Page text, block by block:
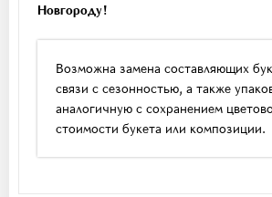
Новгороду!
Возможна замена составляющих
связи с сезонностью, а также
аналогичную с сохранением
стоимости букета или композиции.